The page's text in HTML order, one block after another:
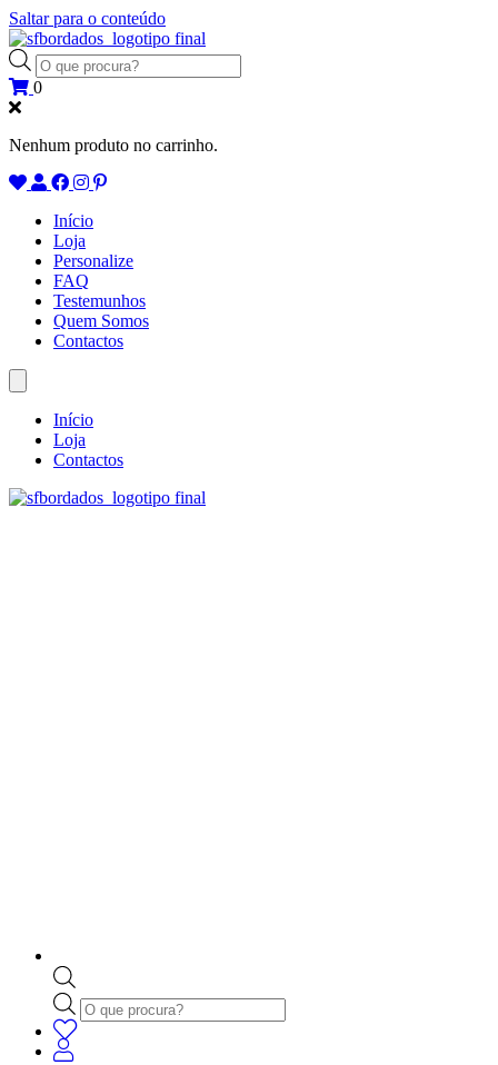
Saltar para o conteúdo
Products
search
0
Nenhum produto no carrinho.
Início
Loja
Personalize
FAQ
Testemunhos
Quem Somos
Contactos
Início
Loja
Contactos
Products
search